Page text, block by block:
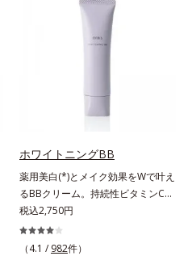
シナジー設計で、あなたのエイジン
グケアを応援します。*1 メラニン
の生成を抑え、シミ・ソバカスを防
年齢に応じたお手入れのこと*4 う
るおいによる*5 乾燥、ハリ・ツヤ
ロニセラカエルレア果汁、ノバラエ
明感に満ちた肌へ導く保湿成分*9
メマツヨイグサ抽出液、スイカズラ
エキス配合＝角層のすみずみまで水
分・油分を保ち、ハリ・ツヤを与え
る保湿成分*10 気持ちのこと各商品
の底上げを図ります。さらに、シミ
と年齢の関係に着目。点在するシミ
だけでなく、メラニンが蓄積しがち
目指します。*1 メラニンの生成を
抑え、シミ・ソバカスを防ぐ*2 年
生成する状態
ホワイトニングBB
薬用美白(*)とメイク効果をWで叶え
るBBクリーム。持続性ビタミンC誘
導体で美白しながらくすみのない軽
やか美肌を長時間キープ。メイクし
ながら日中美白(*)効果も発揮する、
税込2,750円
（4.1 / 982件）